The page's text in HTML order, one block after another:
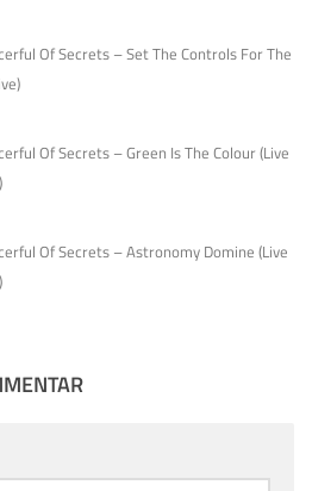
Of Secrets – Set The Controls For The
Of Secrets – Green Is The Colour (Live
Of Secrets – Astronomy Domine (Live